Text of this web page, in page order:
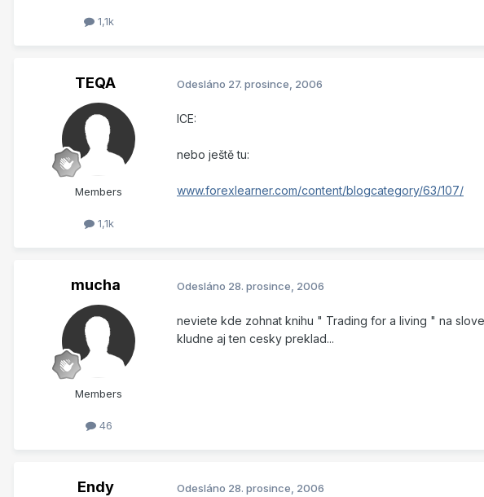
1,1k
TEQA
Members
1,1k
Odesláno 27. prosince, 2006
ICE:
nebo ještě tu:
www.forexlearner.com/content/blogcategory/63/107/
mucha
Members
46
Odesláno 28. prosince, 2006
neviete kde zohnat knihu " Trading for a living " na
kludne aj ten cesky preklad...
Endy Odesláno 28. prosince, 2006